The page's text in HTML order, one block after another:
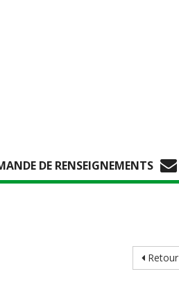
DE RENSEIGNEMENTS
Retour